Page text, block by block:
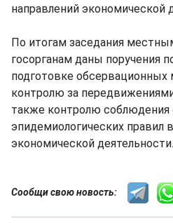
направлений экономической
По итогам заседания
госорганам даны поручения
подготовке обсервационных
контролю за
также контролю соблюдения
эпидемиологических правил
экономической деятельности.
Сообщи свою новость: